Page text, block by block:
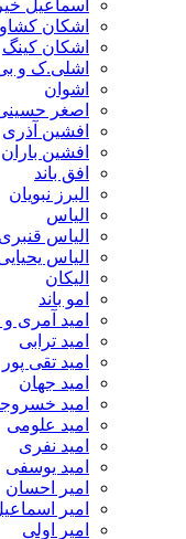
اسماعیل
اشکان
اشکان کینگ
اشلی.ک و
اشوان
اصغر
افشین آذری
افشین باران
افق باند
البرز نبویان
الیاس
الیاس قنبرى
الیاس
الیکان
امو باند
امید آمری
امید ترابی
امید تقی پور
امید جهان
امید
امید علومی
امید نفری
امید یوسفی
امیر احسان
امیر
امیر اولی